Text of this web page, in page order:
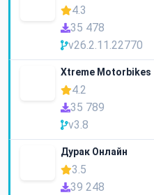
4.3
35 478
v26.2.11.22770
Xtreme Motorbikes
4.2
35 789
v3.8
Дурак Онлайн
3.5
39 248